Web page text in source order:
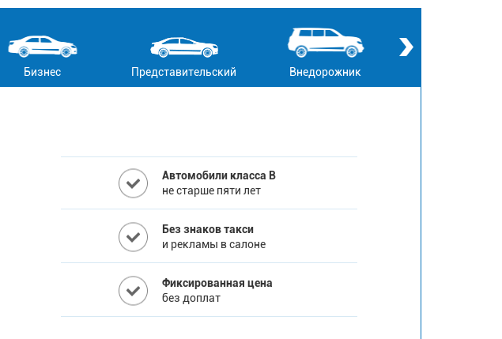
Бизнес Представительский Внедорожник
Автомобили класса В
не старше пяти лет
Без знаков такси
и рекламы в салоне
Фиксированная цена
без доплат